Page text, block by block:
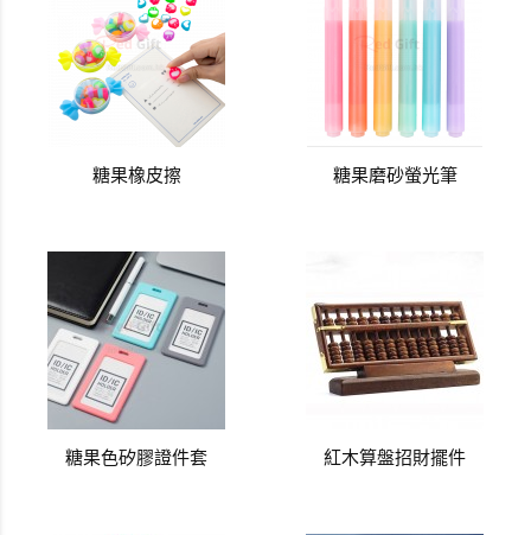
糖果橡皮擦 糖果磨砂螢光筆
糖果色矽膠證件套 紅木算盤招財擺件